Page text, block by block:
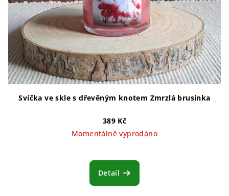
Svíčka ve skle s dřevěným knotem Zmrzlá brusinka
389 Kč
Momentálně vyprodáno
Detail